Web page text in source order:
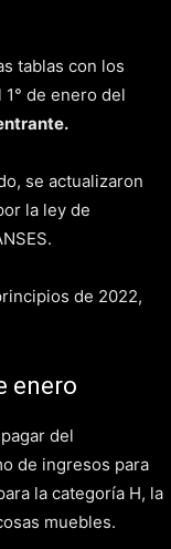
tablas con los
de enero del
se actualizaron
la ley de
de 2022,
enero
del
de ingresos para
la categoría H, la
muebles.